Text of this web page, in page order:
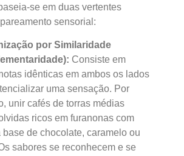
se em duas vertentes
sensorial:
por Similaridade
Consiste em
idênticas em ambos os lados
uma sensação. Por
unir cafés de torras médias
ricos em furanonas com
base de chocolate, caramelo ou
sabores se reconhecem e se